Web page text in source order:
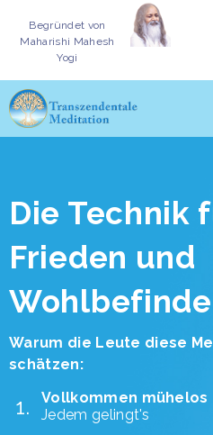
Begründet von
Maharishi Mahesh
Yogi
Die Technik
Frieden und
Warum die Leute diese
schätzen:
Vollkommen mühelos
Jedem gelingt's